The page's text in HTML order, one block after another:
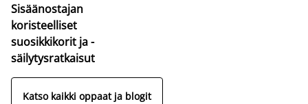
Sisäänostajan
koristeelliset
suosikkikorit ja -
säilytysratkaisut
Katso kaikki oppaat ja blogit